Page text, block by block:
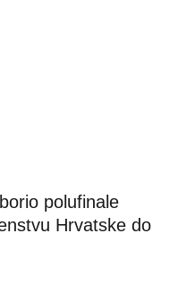
polufinale
Hrvatske do